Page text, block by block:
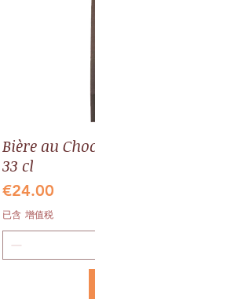
Bière au Chocolat BIO, pack 6
33 cl
價格
€24.00
已含 增值税